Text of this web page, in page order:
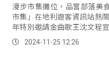
漫步市集攤位，品嘗部落美
市集」在地利遊客資訊站熱
年特別邀請金曲歌王沈文程
去在丹大部落的美好回憶，也
2024-11-25 12:26